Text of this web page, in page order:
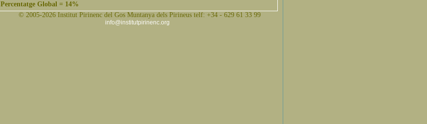
Percentatge Global = 14%
© 2005-2026 Institut Pirinenc del Gos Muntanya dels Pirineus telf: +34 - 629 61 33 99
info@institutpirinenc.org